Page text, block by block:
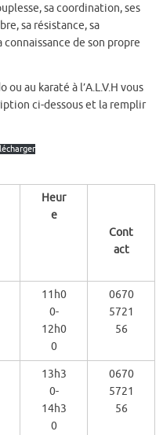
sa coordination, ses
sa résistance, sa
de son propre
au karaté à l’A.L.V.H vous
ci-dessous et la remplir
Heur
e
Cont
act
11h0
0-
12h0
0
0670
5721
56
13h3
0-
14h3
0
0670
5721
56